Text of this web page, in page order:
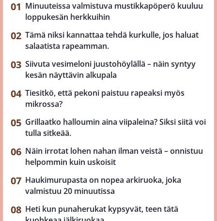
Minuuteissa valmistuva mustikkapöperö kuuluu
loppukesän herkkuihin
Tämä niksi kannattaa tehdä kurkulle, jos haluat
salaatista rapeamman.
Siivuta vesimeloni juustohöylällä – näin syntyy
kesän näyttävin alkupala
Tiesitkö, että pekoni paistuu rapeaksi myös
mikrossa?
Grillaatko halloumin aina viipaleina? Siksi siitä voi
tulla sitkeää.
Näin irrotat lohen nahan ilman veistä – onnistuu
helpommin kuin uskoisit
Haukimurupasta on nopea arkiruoka, joka
valmistuu 20 minuutissa
Heti kun punaherukat kypsyvät, teen tätä